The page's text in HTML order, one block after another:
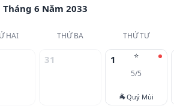
Tháng 6 Năm 2033
HAI THỨ BA THỨ TƯ
31 ⭐
1
5/5
🐐Quý Mùi